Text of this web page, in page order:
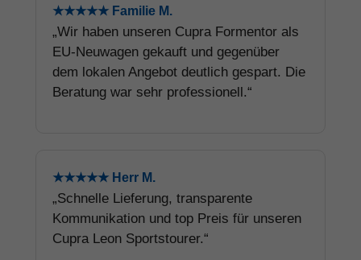
★★★★★ Familie M.
„Wir haben unseren Cupra Formentor als
EU-Neuwagen gekauft und gegenüber
dem lokalen Angebot deutlich gespart. Die
Beratung war sehr professionell.“
★★★★★ Herr M.
„Schnelle Lieferung, transparente
Kommunikation und top Preis für unseren
Cupra Leon Sportstourer.“